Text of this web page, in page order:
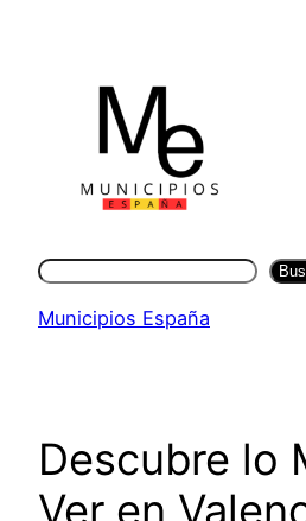
contenido
Buscar
Municipios España
Descubre lo
Ver en